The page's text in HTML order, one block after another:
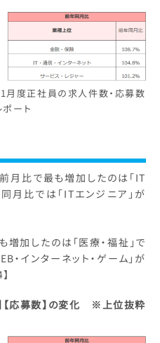
月度正社員の求人件数・応募数
ート
月比で最も増加したのは「IT
月比では「ITエンジニア」が
加したのは「医療・福祉」で
・インターネット・ゲーム」が
【応募数】の変化 ※上位抜粋